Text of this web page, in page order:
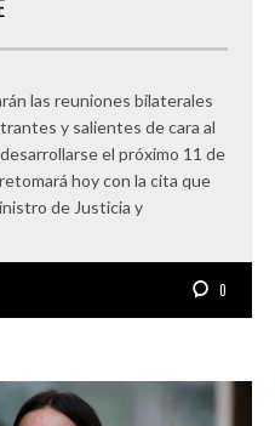
las reuniones bilaterales
y salientes de cara al
el próximo 11 de
hoy con la cita que
de Justicia y
0